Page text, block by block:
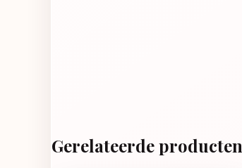
Gerelateerde producten